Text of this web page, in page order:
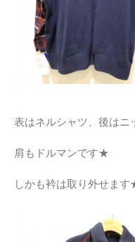
表はネルシャツ、後はニ
肩もドルマンです★
しかも衿は取り外せま